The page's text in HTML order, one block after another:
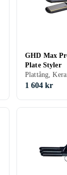
GHD Max
Plate Styler
1 604 kr